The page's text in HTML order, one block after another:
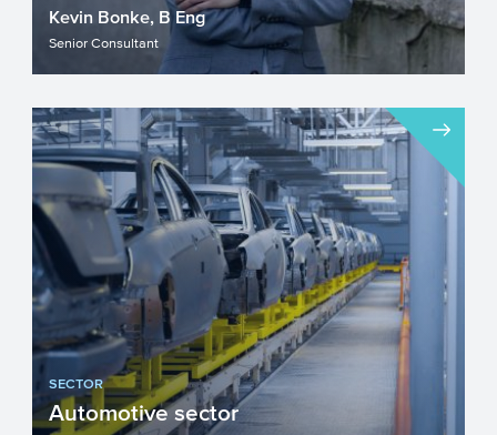
Kevin Bonke, B Eng
Senior Consultant
SECTOR
Automotive sector